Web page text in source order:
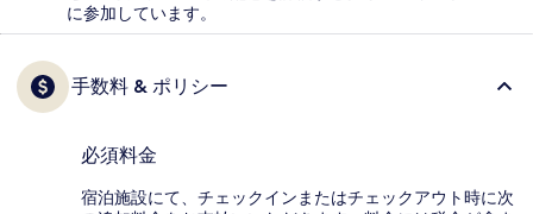
に参加しています。
手数料 & ポリシー
必須料金
宿泊施設にて、チェックインまたはチェックアウト時に次